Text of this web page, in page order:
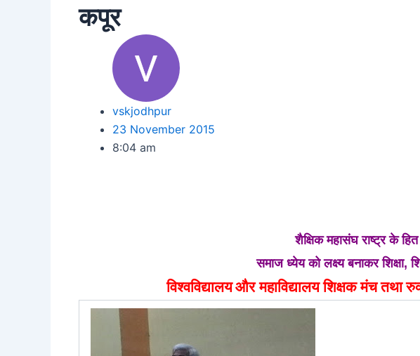
कपूर
vskjodhpur
23 November 2015
8:04 am
शैक्षिक महासंघ राष्ट्र के हित
समाज ध्येय को लक्ष्य बनाकर शिक्षा,
विश्वविद्यालयऔर महाविद्यालय शिक्षक मंच तथा